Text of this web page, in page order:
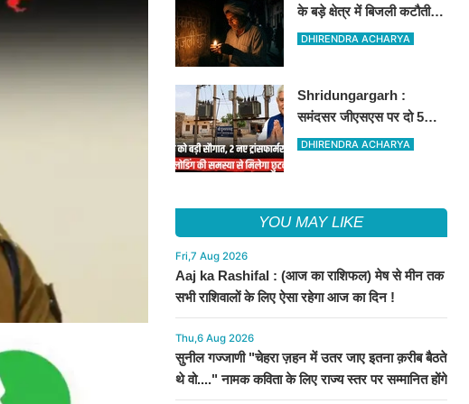
के बड़े क्षेत्र में बिजली कटौती,
इन इलाकों में 3 घंटों के लिए
DHIRENDRA ACHARYA
Shridungargarh :
समंदसर जीएसएस पर दो 5
एमवीए पावर ट्रांसफार्मरों की
DHIRENDRA ACHARYA
YOU MAY LIKE
Fri,7 Aug 2026
Aaj ka Rashifal : (आज का राशिफल) मेष से मीन तक
सभी राशिवालों के लिए ऐसा रहेगा आज का दिन !
Thu,6 Aug 2026
सुनील गज्जाणी "चेहरा ज़हन में उतर जाए इतना क़रीब बैठते
थे वो...." नामक कविता के लिए राज्य स्तर पर सम्मानित होंगे